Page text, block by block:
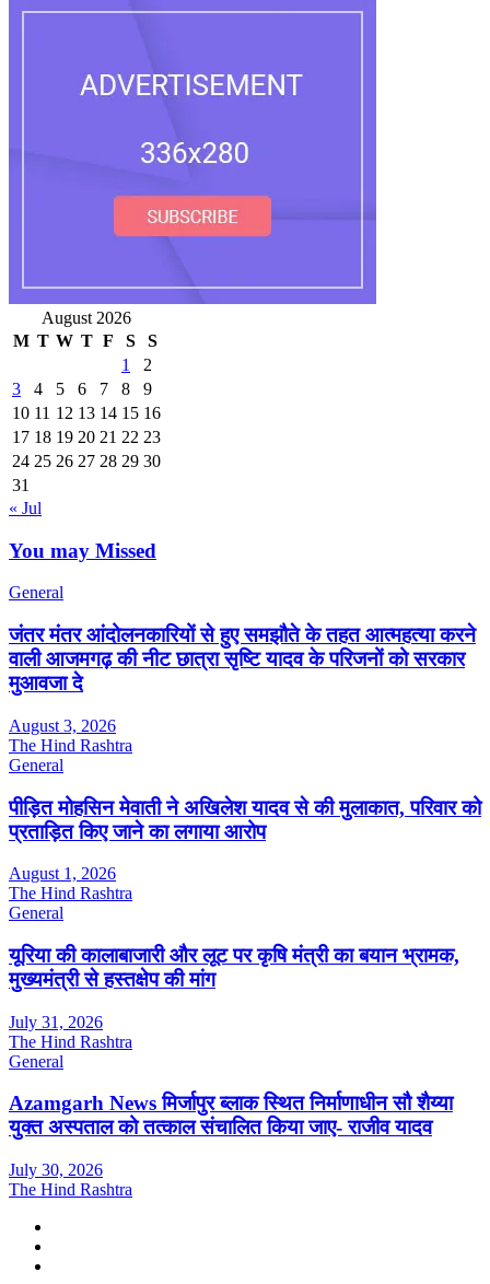
August 2026
M T W T F S
S
1
2
3
4 5 6 7 8
9
10 11 12 13 14 15 16
17 18 19 20 21 22 23
24 25 26 27 28 29 30
31
« Jul
You may Missed
General
जंतर मंतर आंदोलनकारियों से हुए समझौते के तहत आत्महत्या करने
वाली आजमगढ़ की नीट छात्रा सृष्टि यादव के परिजनों को सरकार
मुआवजा दे
August 3, 2026
The Hind Rashtra
General
पीड़ित मोहसिन मेवाती ने अखिलेश यादव से की मुलाकात, परिवार को
प्रताड़ित किए जाने का लगाया आरोप
August 1, 2026
The Hind Rashtra
General
यूरिया की कालाबाजारी और लूट पर कृषि मंत्री का बयान भ्रामक,
मुख्यमंत्री से हस्तक्षेप की मांग
July 31, 2026
The Hind Rashtra
General
Azamgarh News मिर्जापुर ब्लाक स्थित निर्माणाधीन सौ शैय्या
युक्त अस्पताल को तत्काल संचालित किया जाए- राजीव यादव
July 30, 2026
The Hind Rashtra